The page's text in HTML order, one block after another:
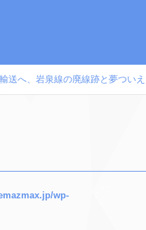
送へ、岩泉線の廃線跡と夢つい
wp-